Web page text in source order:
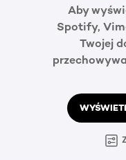
Aby
Spotify,
Twojej